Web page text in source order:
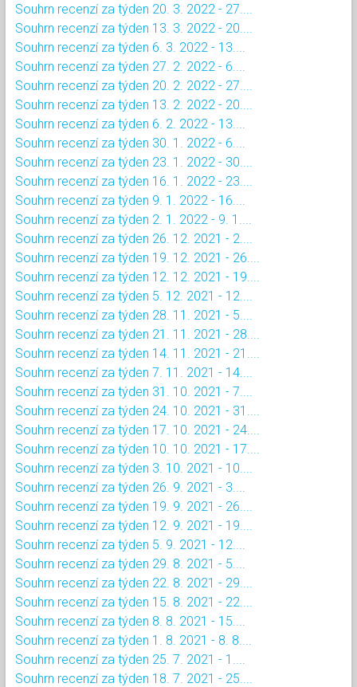
Souhrn recenzí za týden 20. 3. 2022 - 27....
Souhrn recenzí za týden 13. 3. 2022 - 20....
Souhrn recenzí za týden 6. 3. 2022 - 13....
Souhrn recenzí za týden 27. 2. 2022 - 6....
Souhrn recenzí za týden 20. 2. 2022 - 27....
Souhrn recenzí za týden 13. 2. 2022 - 20....
Souhrn recenzí za týden 6. 2. 2022 - 13....
Souhrn recenzí za týden 30. 1. 2022 - 6....
Souhrn recenzí za týden 23. 1. 2022 - 30....
Souhrn recenzí za týden 16. 1. 2022 - 23....
Souhrn recenzí za týden 9. 1. 2022 - 16....
Souhrn recenzí za týden 2. 1. 2022 - 9. 1....
Souhrn recenzí za týden 26. 12. 2021 - 2....
Souhrn recenzí za týden 19. 12. 2021 - 26....
Souhrn recenzí za týden 12. 12. 2021 - 19....
Souhrn recenzí za týden 5. 12. 2021 - 12....
Souhrn recenzí za týden 28. 11. 2021 - 5....
Souhrn recenzí za týden 21. 11. 2021 - 28....
Souhrn recenzí za týden 14. 11. 2021 - 21....
Souhrn recenzí za týden 7. 11. 2021 - 14....
Souhrn recenzí za týden 31. 10. 2021 - 7....
Souhrn recenzí za týden 24. 10. 2021 - 31....
Souhrn recenzí za týden 17. 10. 2021 - 24....
Souhrn recenzí za týden 10. 10. 2021 - 17....
Souhrn recenzí za týden 3. 10. 2021 - 10....
Souhrn recenzí za týden 26. 9. 2021 - 3....
Souhrn recenzí za týden 19. 9. 2021 - 26....
Souhrn recenzí za týden 12. 9. 2021 - 19....
Souhrn recenzí za týden 5. 9. 2021 - 12....
Souhrn recenzí za týden 29. 8. 2021 - 5....
Souhrn recenzí za týden 22. 8. 2021 - 29....
Souhrn recenzí za týden 15. 8. 2021 - 22....
Souhrn recenzí za týden 8. 8. 2021 - 15....
Souhrn recenzí za týden 1. 8. 2021 - 8. 8....
Souhrn recenzí za týden 25. 7. 2021 - 1....
Souhrn recenzí za týden 18. 7. 2021 - 25....